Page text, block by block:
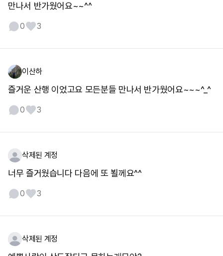
만나서 반가웠어요~~^^
0 3
이산하
즐거운 산행 이었고요 모든분들 만나서 반가웠어요~~~^_^
0 3
삭제된 계정
너무 즐거웠습니다 다음에 또 뵐께요^^
0 3
삭제된 계정